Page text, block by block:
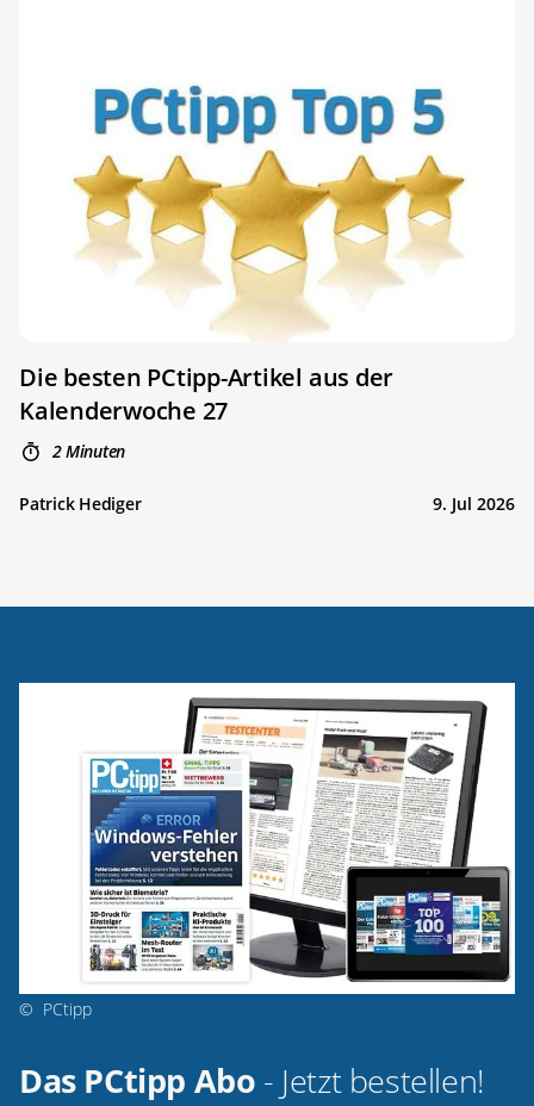
Die besten PCtipp-Artikel aus der
Kalenderwoche 27
2 Minuten
Patrick Hediger 9. Jul 2026
© PCtipp
Das PCtipp Abo - Jetzt bestellen!